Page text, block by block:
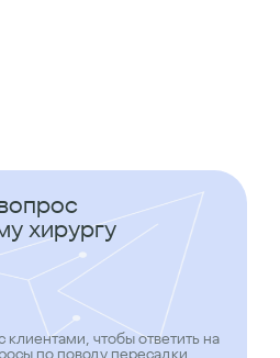
хирургу
чтобы ответить на
по поводу пересадки